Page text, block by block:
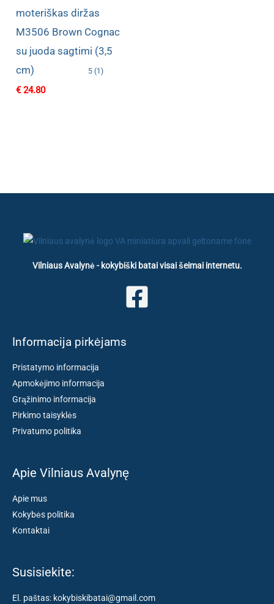
moteriškas diržas
M3506 Brown Cognac
su juoda sagtimi (3,5
cm)
5 (1)
€24.80
Vilniaus Avalynė - kokybiški batai visai šeimai internetu.
Informacija pirkėjams
Pristatymo informacija
Apmokėjimo informacija
Grąžinimo informacija
Pirkimo taisyklės
Privatumo politika
Apie Vilniaus Avalynę
Apie mus
Kokybės politika
Kontaktai
Susisiekite:
El. paštas: kokybiskibatai@gmail.com